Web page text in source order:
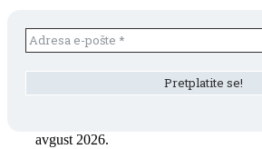
avgust 2026.